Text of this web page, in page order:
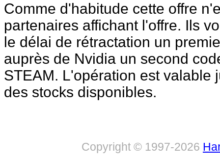
Comme d'habitude cette offre
partenaires affichant l'offre. Ils
le délai de rétractation un
auprès de Nvidia un second
STEAM. L'opération est valable
des stocks disponibles.
Copyright © 1997-2026